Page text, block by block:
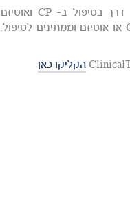
בינואר 2018 ד"ר קורצברג, רופאה ומדענית אמריקאית העומדת מאחורי פריצת דרך בטיפול ב- CP ואוטיזם
באמצעות דם טבורי, ביקרה בארץ ופגשה לקוחות "טבורית" שילדיהם לוקים ב- CP או אוטיזם וממתינים לטיפול.
הקליקו כאן